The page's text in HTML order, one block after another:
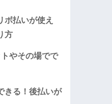
ボ払いが使え
方
やその場でで
きる！後払いが